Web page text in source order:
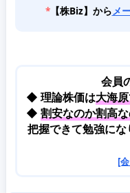
*【株Biz】からメ
会員
◆ 理論株価は大海
◆ 割安なのか割高
把握できて勉強にな
[